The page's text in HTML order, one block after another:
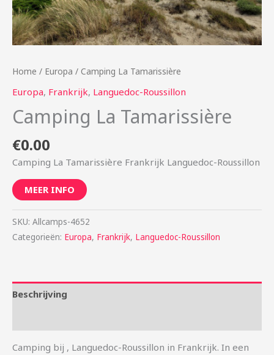
Home / Europa / Camping La Tamarissière
Europa, Frankrijk, Languedoc-Roussillon
Camping La Tamarissière
€0.00
Camping La Tamarissière Frankrijk Languedoc-Roussillon
MEER INFO
SKU: Allcamps-4652
Categorieën: Europa, Frankrijk, Languedoc-Roussillon
Beschrijving
Camping bij , Languedoc-Roussillon in Frankrijk. In een